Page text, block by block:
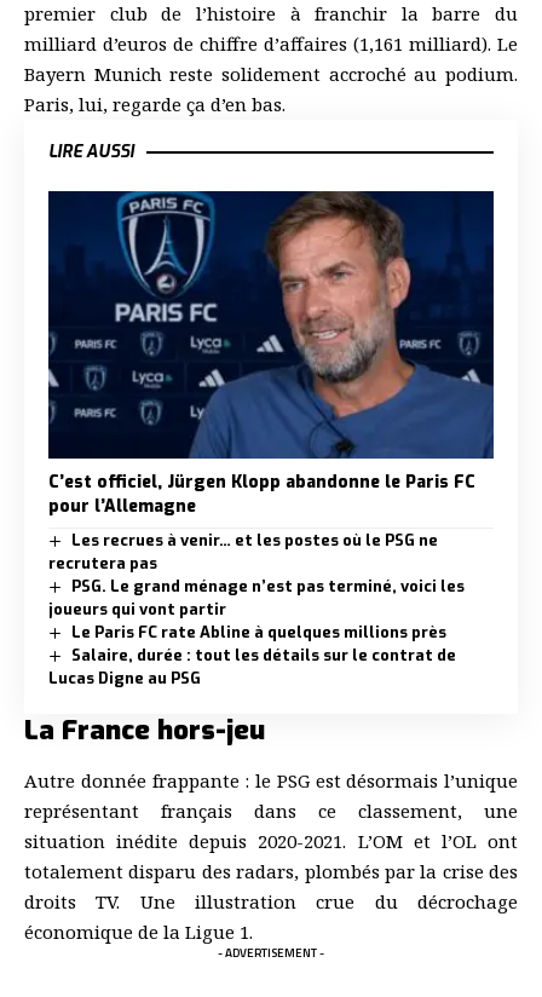
premier club de l’histoire à franchir la barre du
milliard d’euros de chiffre d’affaires (1,161 milliard). Le
Bayern Munich reste solidement accroché au podium.
Paris, lui, regarde ça d’en bas.
LIRE AUSSI
C’est officiel, Jürgen Klopp abandonne le Paris FC
pour l’Allemagne
Les recrues à venir… et les postes où le PSG ne
recrutera pas
PSG. Le grand ménage n’est pas terminé, voici les
joueurs qui vont partir
Le Paris FC rate Abline à quelques millions près
Salaire, durée : tout les détails sur le contrat de
Lucas Digne au PSG
La France hors-jeu
Autre donnée frappante : le PSG est désormais l’unique
représentant français dans ce classement, une
situation inédite depuis 2020-2021. L’OM et l’OL ont
totalement disparu des radars, plombés par la crise des
droits TV. Une illustration crue du décrochage
économique de la Ligue 1.
- ADVERTISEMENT -